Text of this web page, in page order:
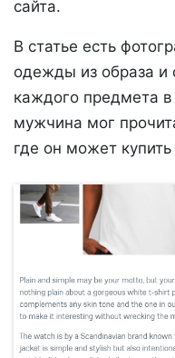
сайта.
В статье есть
одежды из образа и
каждого предмета
мужчина мог
где он может